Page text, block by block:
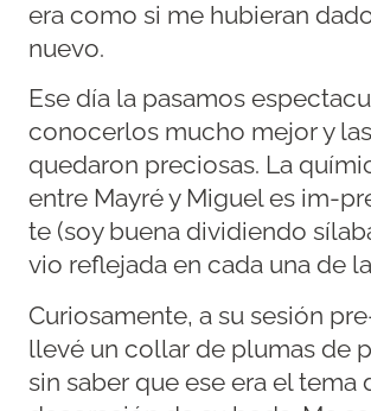
era como si me hubieran
nuevo.
Ese día la pasamos
conocerlos mucho mejor y
quedaron preciosas. La
entre Mayré y Miguel es im-
te (soy buena dividiendo
vio reflejada en cada una de
Curiosamente, a su sesión
llevé un collar de plumas de
sin saber que ese era el tema